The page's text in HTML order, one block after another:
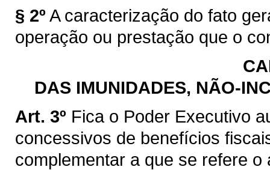
§ 2º A caracterização do fato
operação ou prestação que o
DAS IMUNIDADES, NÃO-
Art. 3º Fica o Poder Executivo
concessivos de benefícios
complementar a que se refere